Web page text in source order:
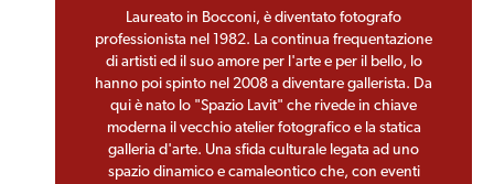
Laureato in Bocconi, è diventato fotografo
professionista nel 1982. La continua frequentazione
di artisti ed il suo amore per l'arte e per il bello, lo
hanno poi spinto nel 2008 a diventare gallerista. Da
qui è nato lo "Spazio Lavit" che rivede in chiave
moderna il vecchio atelier fotografico e la statica
galleria d'arte. Una sfida culturale legata ad uno